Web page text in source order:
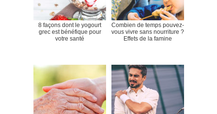
8 façons dont le yogourt
grec est bénéfique pour
votre santé
Combien de temps pouvez-
vous vivre sans nourriture ?
Effets de la famine